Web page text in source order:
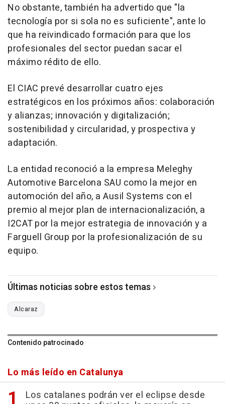
No obstante, también ha advertido que "la
tecnología por si sola no es suficiente", ante lo
que ha reivindicado formación para que los
profesionales del sector puedan sacar el
máximo rédito de ello.
El CIAC prevé desarrollar cuatro ejes
estratégicos en los próximos años: colaboración
y alianzas; innovación y digitalización;
sostenibilidad y circularidad, y prospectiva y
adaptación.
La entidad reconoció a la empresa Meleghy
Automotive Barcelona SAU como la mejor en
automoción del año, a Ausil Systems con el
premio al mejor plan de internacionalización, a
I2CAT por la mejor estrategia de innovación y a
Farguell Group por la profesionalización de su
equipo.
Últimas noticias sobre estos temas
Alcaraz
Contenido patrocinado
Lo más leído en Catalunya
Los catalanes podrán ver el eclipse desde